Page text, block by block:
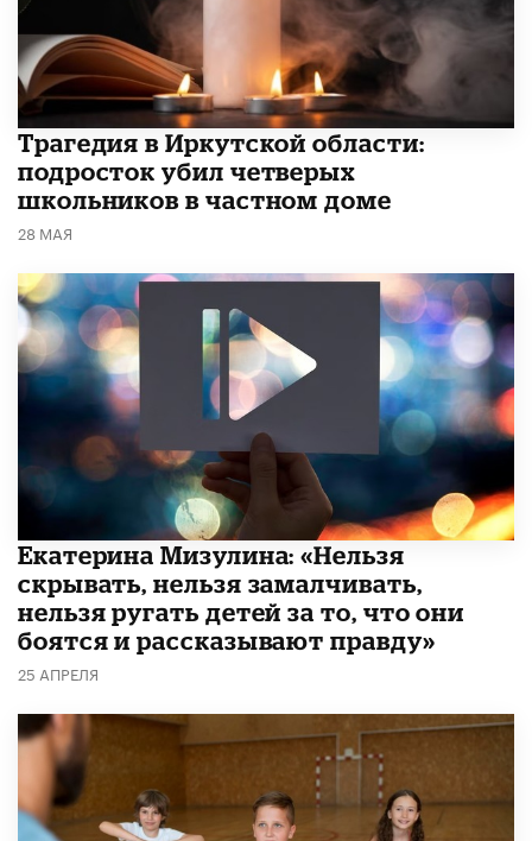
Трагедия в Иркутской области:
подросток убил четверых
школьников в частном доме
28 МАЯ
Екатерина Мизулина: «Нельзя
скрывать, нельзя замалчивать,
нельзя ругать детей за то, что они
боятся и рассказывают правду»
25 АПРЕЛЯ